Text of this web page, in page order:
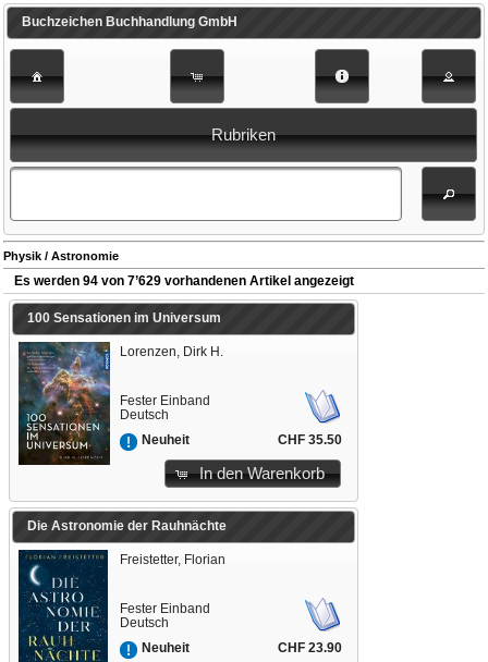
Buchzeichen Buchhandlung GmbH
Rubriken
Physik / Astronomie
Es werden 94 von 7’629 vorhandenen Artikel angezeigt
100 Sensationen im Universum
Lorenzen, Dirk H.
Fester Einband
Deutsch
Neuheit
CHF 35.50
In den Warenkorb
Die Astronomie der Rauhnächte
Freistetter, Florian
Fester Einband
Deutsch
Neuheit
CHF 23.90